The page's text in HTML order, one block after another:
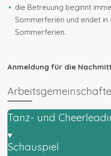
die Betreuung beginnt
Sommerferien und endet
Sommerferien.
Anmeldung für die
Tanz- und
Schauspiel